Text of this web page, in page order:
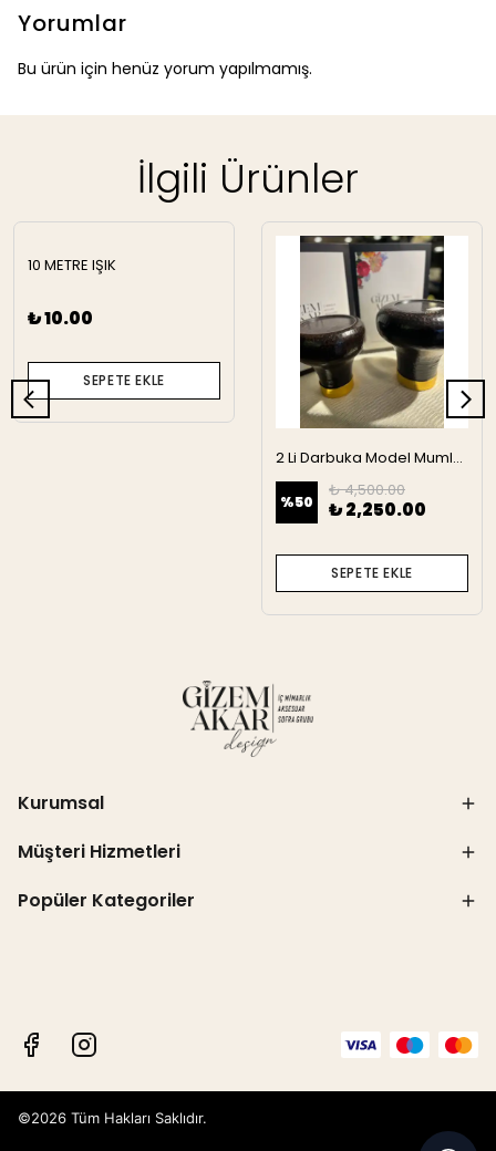
Yorumlar
Bu ürün için henüz yorum yapılmamış.
İlgili Ürünler
10 METRE IŞIK
₺ 10.00
SEPETE EKLE
2 Li Darbuka Model Mumluk
%50
₺ 4,500.00
₺ 2,250.00
SEPETE EKLE
Kurumsal
Müşteri Hizmetleri
Popüler Kategoriler
©2026 Tüm Hakları Saklıdır.